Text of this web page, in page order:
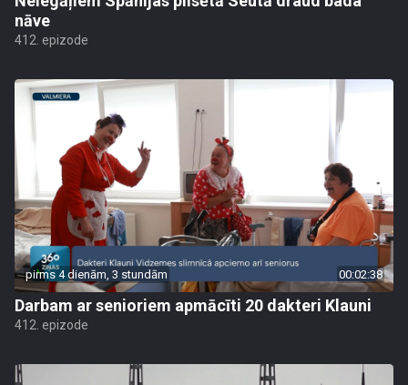
nāve
412. epizode
pirms 4 dienām, 3 stundām 00:02:38
Darbam ar senioriem apmācīti 20 dakteri Klauni
412. epizode